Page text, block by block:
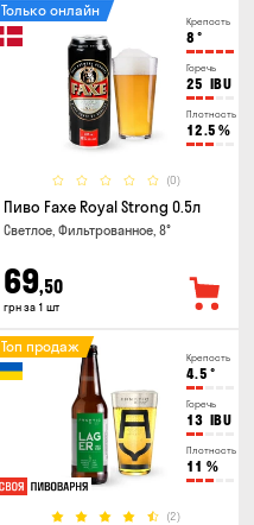
Крепость
8 °
Горечь
25 IBU
Плотность
12.5 %
(0)
Только онлайн
Пиво Faxe Royal Strong 0.5л
Светлое, Фильтрованное, 8°
69,50
грн за 1 шт
Крепость
4.5 °
Горечь
13 IBU
Плотность
11 %
(2)
Топ продаж